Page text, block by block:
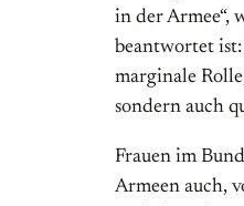
in der Armee“,
beantwortet
marginale
sondern auch
Frauen im
Armeen auch,